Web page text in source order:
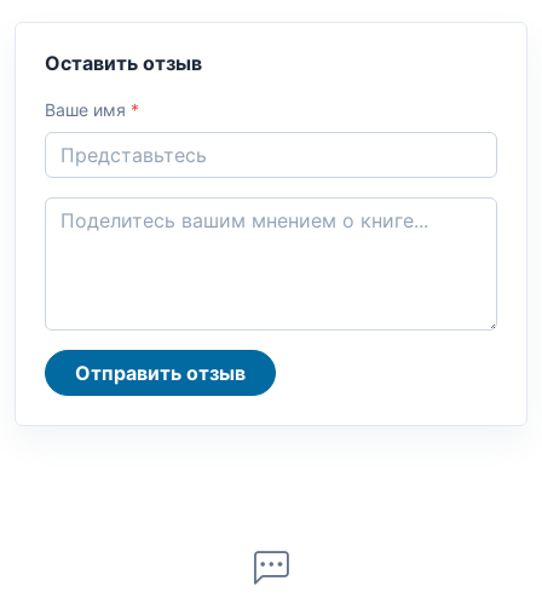
Оставить отзыв
Ваше имя *
Отправить отзыв